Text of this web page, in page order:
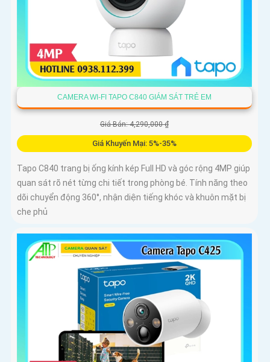
CAMERA WI-FI TAPO C840 GIÁM SÁT TRẺ EM
Giá Bán: 4,290,000 ₫
Giá Khuyến Mại: 5%-35%
Tapo C840 trang bị ống kính kép Full HD và góc rộng 4MP giúp
quan sát rõ nét từng chi tiết trong phòng bé. Tính năng theo
dõi chuyển động 360°, nhận diện tiếng khóc và khuôn mặt bị
che phủ